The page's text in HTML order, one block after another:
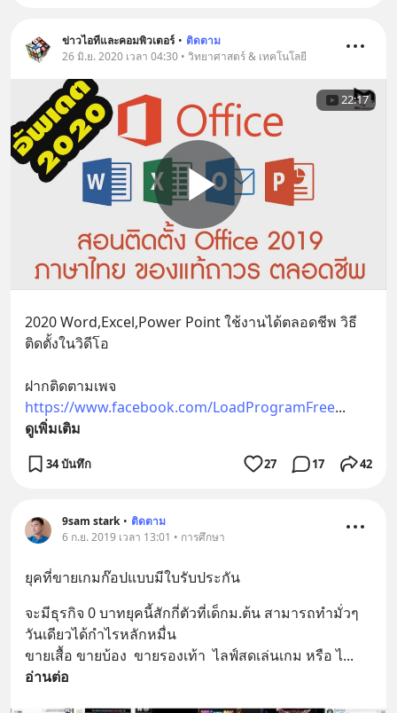
ข่าวไอทีและคอมพิวเตอร์ • ติดตาม
26 มิ.ย. 2020 เวลา 04:30 • วิทยาศาสตร์ & เทคโนโลยี
22:17
2020 Word,Excel,Power Point ใช้งานได้ตลอดชีพ วิธี
ติดตั้งในวิดีโอ
https://www.facebook.com/LoadProgramFree...
ดูเพิ่มเติม
34 บันทึก 27 17 42
9sam stark • ติดตาม
6 ก.ย. 2019 เวลา 13:01 • การศึกษา
ยุคที่ขายเกมก๊อปแบบมีใบรับประกัน
จะมีธุรกิจ 0 บาทยุคนี้สักกี่ตัวที่เด็กม.ต้น สามารถทำมั่วๆ
วันเดียวได้กำไรหลักหมื่น
ขายเสื้อ ขายบ้อง  ขายรองเท้า  ไลฟ์สดเล่นเกม หรือ ไ
อ่านต่อ